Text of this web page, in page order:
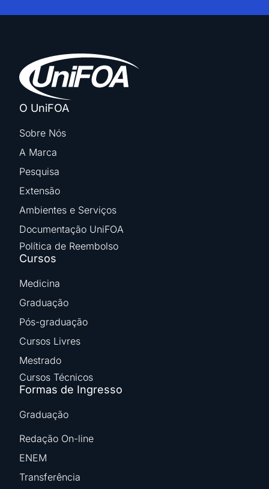
O UniFOA
Sobre Nós
A Marca
Pesquisa
Extensão
Ambientes e Serviços
Documentação UniFOA
Política de Reembolso
Cursos
Medicina
Graduação
Pós-graduação
Cursos Livres
Mestrado
Cursos Técnicos
Formas de Ingresso
Graduação
Redação On-line
ENEM
Transferência